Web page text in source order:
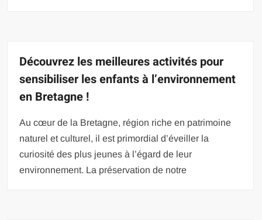
Découvrez les meilleures activités pour
sensibiliser les enfants à l’environnement
en Bretagne !
Au cœur de la Bretagne, région riche en patrimoine
naturel et culturel, il est primordial d’éveiller la
curiosité des plus jeunes à l’égard de leur
environnement. La préservation de notre